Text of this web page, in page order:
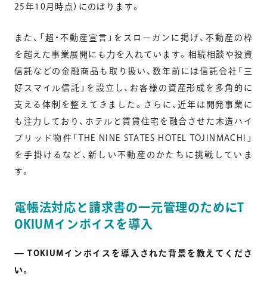
25年10月時点）にのぼります。
また、「超・不動産宣言」をスローガンに掲げ、不動産の枠
を超えた事業展開にも力を入れています。相続相談や投資
信託などの金融商品も取り扱い、数年前には信託会社「三
好スマイル信託」を設立し、お客様の資産形成を多角的に
支える体制を整えてきました。さらに、近年は開発事業に
も注力しており、ホテルと賃貸住宅を融合させた木造ハイ
ブリッド物件「THE NINE STATES HOTEL TOJINMACHI」
を手掛けるなど、新しい不動産のかたちに挑戦していま
す。
電帳法対応と請求書の一元管理のためにT
OKIUMインボイスを導入
— TOKIUMインボイスを導入された背景を教えてくださ
い。